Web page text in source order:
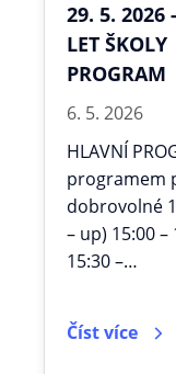
29. 5. 2026
LET
PROGRAM
6. 5. 2026
HLAVNÍ
programem
dobrovolné
– up) 15:00
15:30 –…
Číst více